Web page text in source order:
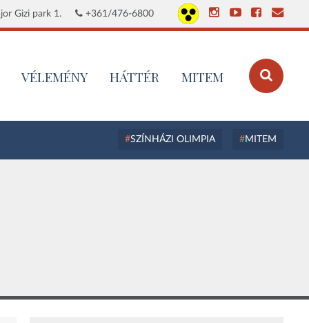
Gizi park 1. +361/476-6800
VÉLEMÉNY HÁTTÉR MITEM
SZÍNHÁZI OLIMPIA MITEM